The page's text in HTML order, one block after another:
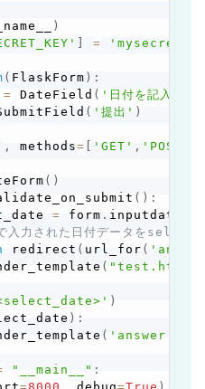
)
=
( FlaskForm ) :
= DateField ( '日付を記入し
( '提出' )
, methods= 'GET' , 'POST'
( )
( ) :
= form . inputdate
入力された日付データを
redirect ( url_for (
( "test.html"
)
) :
(
"__main__" :